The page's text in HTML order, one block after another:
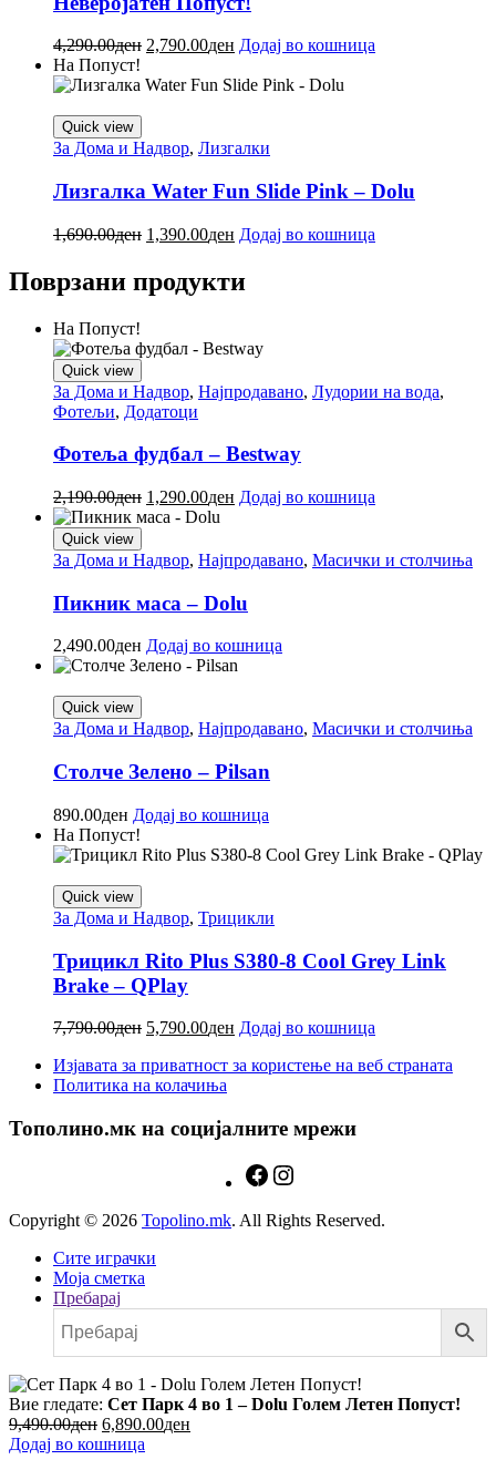
4,290.00ден 2,790.00ден Додај во кошница
На Попуст!
Quick view
За Дома и Надвор, Лизгалки
Лизгалка Water Fun Slide Pink – Dolu
1,690.00ден 1,390.00ден Додај во кошница
Поврзани продукти
На Попуст!
Quick view
За Дома и Надвор, Најпродавано, Лудории на вода,
Фотељи, Додатоци
Фотеља фудбал – Bestway
2,190.00ден 1,290.00ден Додај во кошница
Quick view
За Дома и Надвор, Најпродавано, Mасички и столчиња
Пикник маса – Dolu
2,490.00ден Додај во кошница
Quick view
За Дома и Надвор, Најпродавано, Mасички и столчиња
Столче Зелено – Pilsan
890.00ден Додај во кошница
На Попуст!
Quick view
За Дома и Надвор, Трицикли
Трицикл Rito Plus S380-8 Cool Grey Link
Brake – QPlay
7,790.00ден 5,790.00ден Додај во кошница
Изјавата за приватност за користење на веб страната
Политика на колачиња
Тополино.мк на социјалните мрежи
Copyright © 2026 Topolino.mk. All Rights Reserved.
Сите играчки
Моја сметка
Пребарај
Вие гледате: Сет Парк 4 во 1 – Dolu Голем Летен Попуст!
9,490.00ден 6,890.00ден
Додај во кошница